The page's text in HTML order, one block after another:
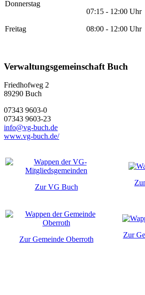
Donnerstag
07:15 - 12:00 Uhr
Freitag 08:00 - 12:00 Uhr
Verwaltungsgemeinschaft Buch
Friedhofweg 2
89290 Buch
07343 9603-0
07343 9603-23
info@vg-buch.de
www.vg-buch.de/
Zur VG Buch
Zur Gemeinde Oberroth
Zur